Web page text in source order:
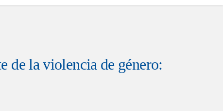
la violencia de género: